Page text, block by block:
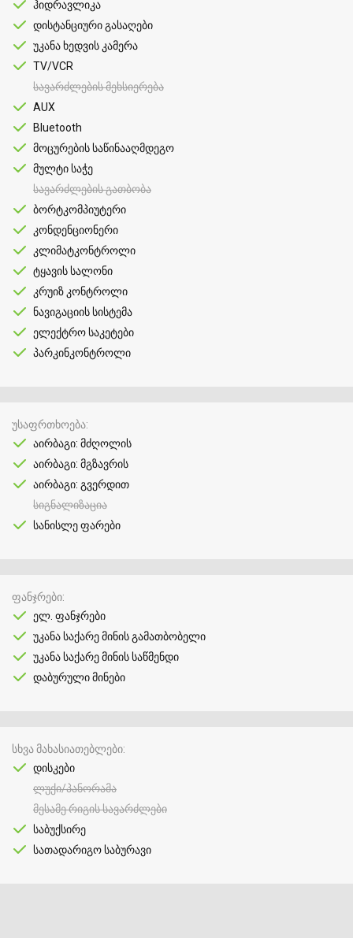
ჰიდრავლიკა
დისტანციური გასაღები
უკანა ხედვის კამერა
TV/VCR
სავარძლების მეხსიერება
AUX
Bluetooth
მოცურების საწინააღმდეგო
მულტი საჭე
სავარძლების გათბობა
ბორტკომპიუტერი
კონდენციონერი
კლიმატკონტროლი
ტყავის სალონი
კრუიზ კონტროლი
ნავიგაციის სისტემა
ელექტრო საკეტები
პარკინკონტროლი
უსაფრთხოება
აირბაგი: მძღოლის
აირბაგი: მგზავრის
აირბაგი: გვერდით
სიგნალიზაცია
სანისლე ფარები
ფანჯრები
ელ. ფანჯრები
უკანა საქარე მინის გამათბობელი
უკანა საქარე მინის საწმენდი
დაბურული მინები
სხვა მახასიათებლები
დისკები
ლუქი/პანორამა
მესამე რიგის სავარძლები
საბუქსირე
სათადარიგო საბურავი